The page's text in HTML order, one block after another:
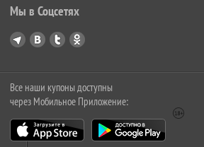
Мы в Соцсетях
Все наши купоны доступны
через Мобильное Приложение: